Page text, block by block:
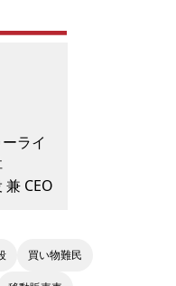
ライ
CEO
買い物難民